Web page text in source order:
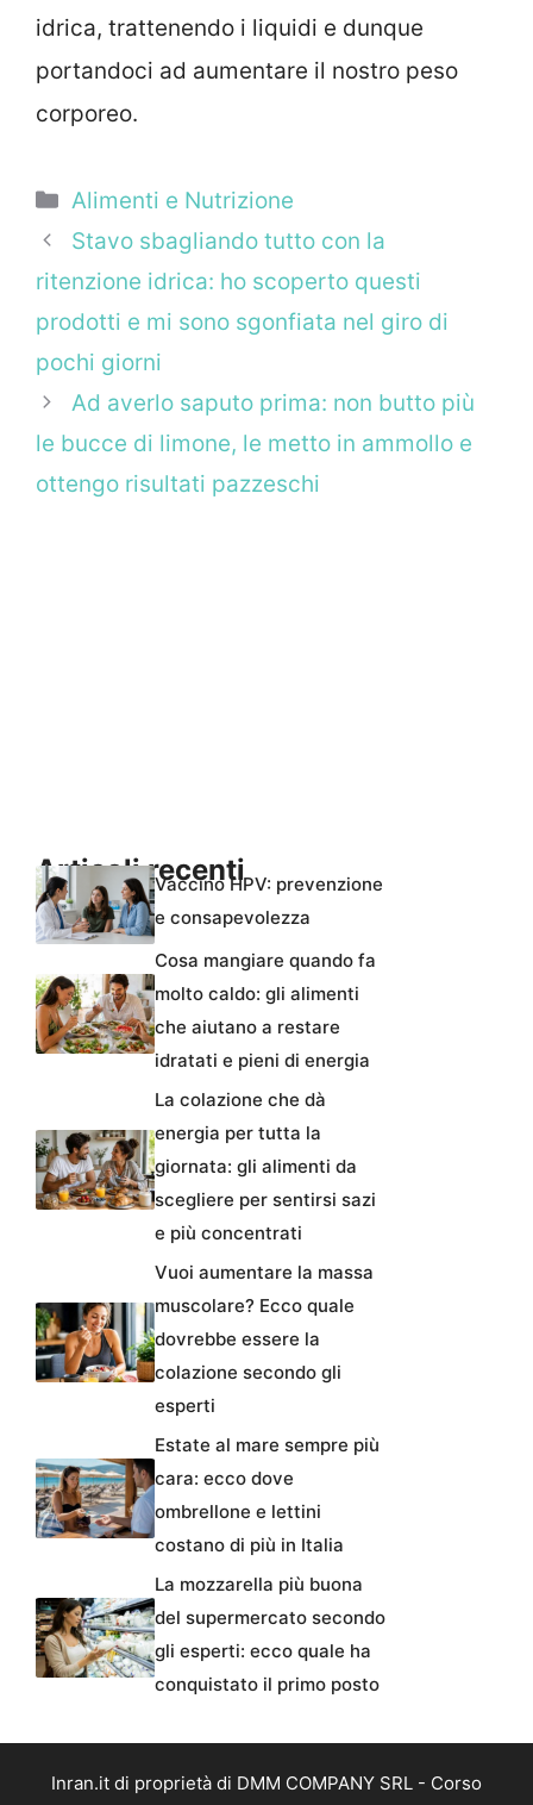
idrica, trattenendo i liquidi e dunque
portandoci ad aumentare il nostro peso
corporeo.
Categorie
Alimenti e Nutrizione
Stavo sbagliando tutto con la
ritenzione idrica: ho scoperto questi
prodotti e mi sono sgonfiata nel giro di
pochi giorni
Ad averlo saputo prima: non butto più
le bucce di limone, le metto in ammollo e
ottengo risultati pazzeschi
Articoli recentiVaccino HPV: prevenzione
e consapevolezza
Cosa mangiare quando fa
molto caldo: gli alimenti
che aiutano a restare
idratati e pieni di energia
La colazione che dà
energia per tutta la
giornata: gli alimenti da
scegliere per sentirsi sazi
e più concentrati
Vuoi aumentare la massa
muscolare? Ecco quale
dovrebbe essere la
colazione secondo gli
esperti
Estate al mare sempre più
cara: ecco dove
ombrellone e lettini
costano di più in Italia
La mozzarella più buona
del supermercato secondo
gli esperti: ecco quale ha
conquistato il primo posto
Inran.it di proprietà di DMM COMPANY SRL - Corso